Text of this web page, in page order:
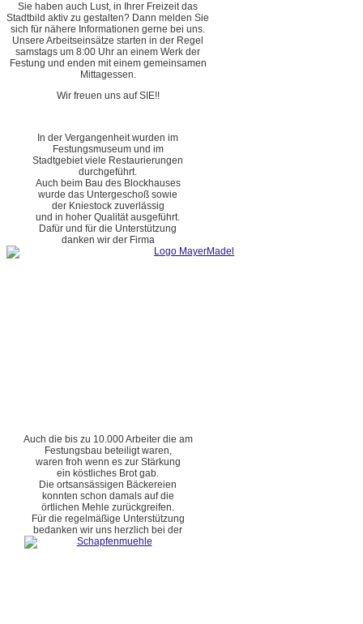
Sie haben auch Lust, in Ihrer Freizeit das
Stadtbild aktiv zu gestalten? Dann melden Sie
sich für nähere Informationen gerne bei uns.
Unsere Arbeitseinsätze starten in der Regel
samstags um 8:00 Uhr an einem Werk der
Festung und enden mit einem gemeinsamen
Mittagessen.
Wir freuen uns auf SIE!!
In der Vergangenheit wurden im
Festungsmuseum und im
Stadtgebiet viele Restaurierungen
durchgeführt.
Auch beim Bau des Blockhauses
wurde das Untergeschoß sowie
der Kniestock zuverlässig
und in hoher Qualität ausgeführt.
Dafür und für die Unterstützung
danken wir der Firma
Auch die bis zu 10.000 Arbeiter die am
Festungsbau beteiligt waren,
waren froh wenn es zur Stärkung
ein köstliches Brot gab.
Die ortsansässigen Bäckereien
konnten schon damals auf die
örtlichen Mehle zurückgreifen.
Für die regelmäßige Unterstützung
bedanken wir uns herzlich bei der